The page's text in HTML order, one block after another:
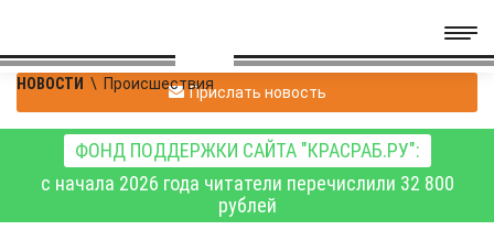
НОВОСТИ \ ПроисшествияПрислать новость
ФОНД ПОДДЕРЖКИ САЙТА "КРАСРАБ.РУ":
с начала 2026 года читатели перечислили 32 800
рублей